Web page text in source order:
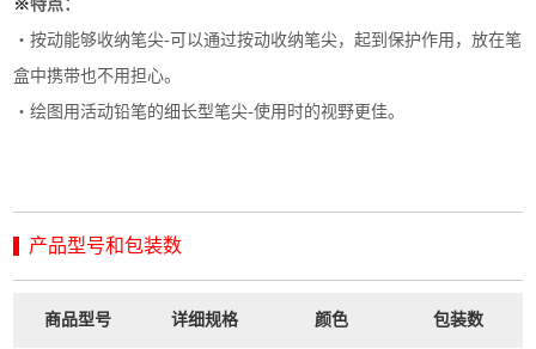
※特点：
・按动能够收纳笔尖-可以通过按动收纳笔尖，起到保护作用，放在笔
盒中携带也不用担心。
・绘图用活动铅笔的细长型笔尖-使用时的视野更佳。
产品型号和包装数
商品型号 详细规格 颜色 包装数